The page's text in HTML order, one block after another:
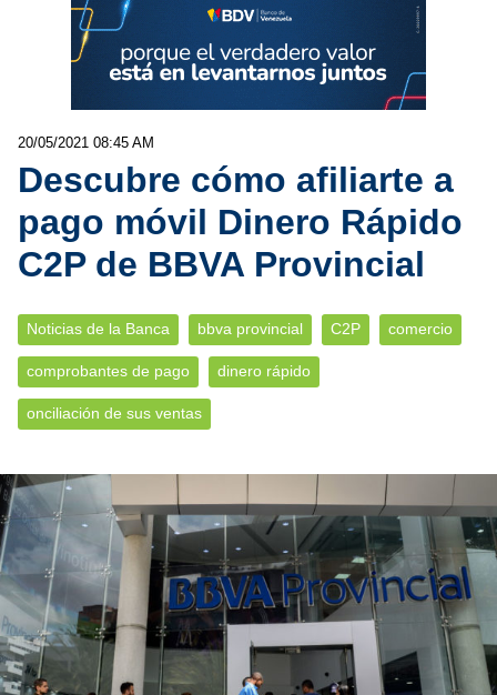
20/05/2021 08:45 AM
Descubre cómo afiliarte a
pago móvil Dinero Rápido
C2P de BBVA Provincial
Noticias de la Banca bbva provincial C2P comercio
comprobantes de pago dinero rápido
onciliación de sus ventas